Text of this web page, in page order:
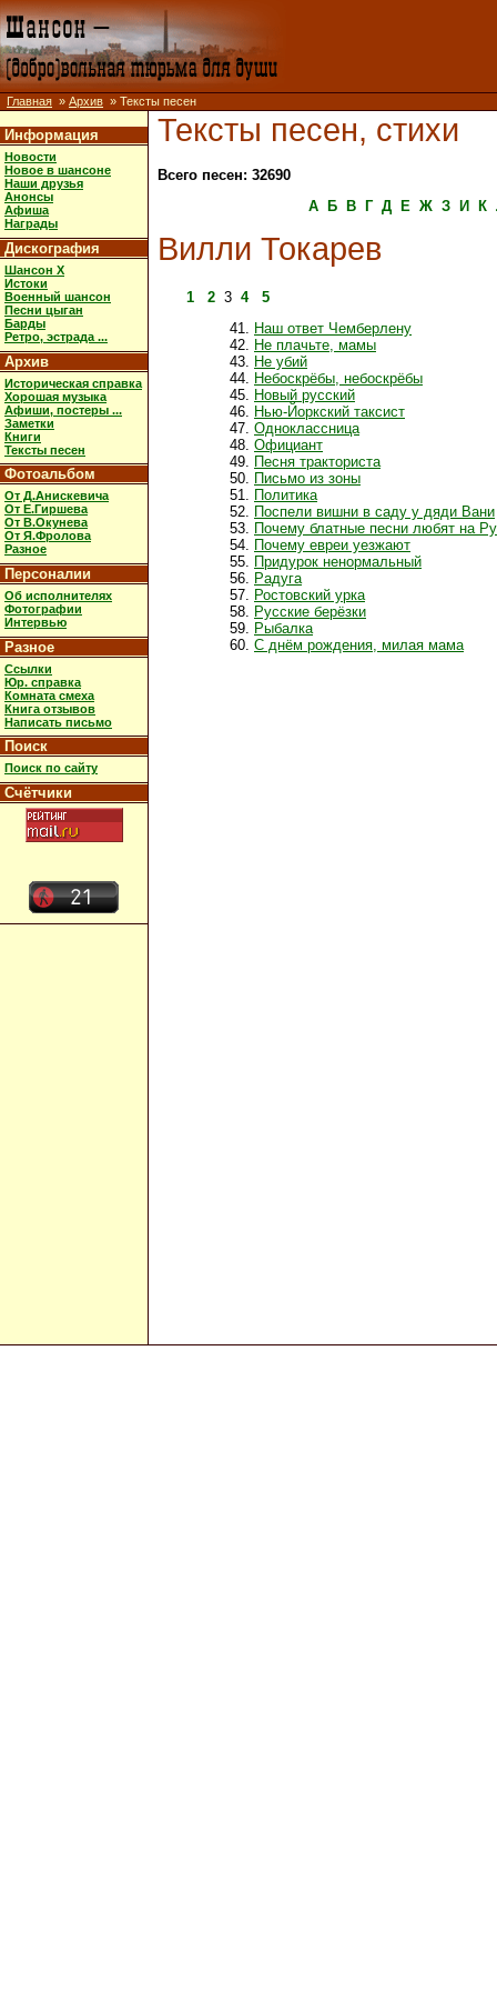
Главная » Архив » Тексты песен
Информация
Новости
Новое в шансоне
Наши друзья
Анонсы
Афиша
Награды
Дискография
Шансон X
Истоки
Военный шансон
Песни цыган
Барды
Ретро, эстрада ...
Архив
Историческая справка
Хорошая музыка
Афиши, постеры ...
Заметки
Книги
Тексты песен
Фотоальбом
От Д.Анискевича
От Е.Гиршева
От В.Окунева
От Я.Фролова
Разное
Персоналии
Об исполнителях
Фотографии
Интервью
Разное
Ссылки
Юр. справка
Комната смеха
Книга отзывов
Написать письмо
Поиск
Поиск по сайту
Счётчики
Тексты песен, стихи
Всего песен: 32690
А
Б В Г Д Е Ж З И К
Вилли Токарев
1 2 3 4
5
Наш ответ Чемберлену
Не плачьте, мамы
Не убий
Небоскрёбы, небоскрёбы
Новый русский
Нью-Йоркский таксист
Одноклассница
Официант
Песня тракториста
Письмо из зоны
Политика
Поспели вишни в саду у дяди Вани
Почему блатные песни любят на
Почему евреи уезжают
Придурок ненормальный
Радуга
Ростовский урка
Русские берёзки
Рыбалка
С днём рождения, милая мама